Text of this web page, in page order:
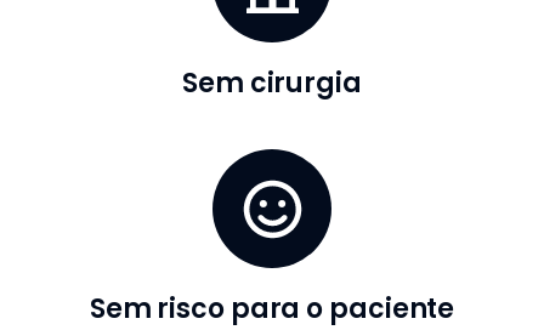
Sem cirurgia
Sem risco para o paciente